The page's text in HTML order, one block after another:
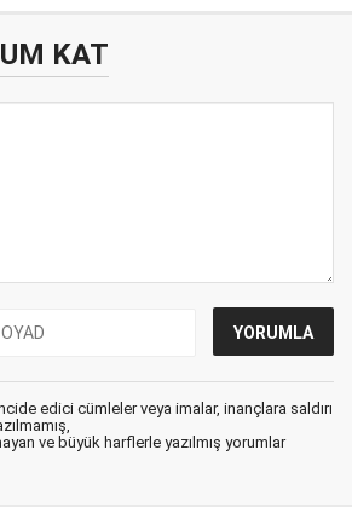
KAT
edici cümleler veya imalar, inançlara saldırı
ve büyük harflerle yazılmış yorumlar